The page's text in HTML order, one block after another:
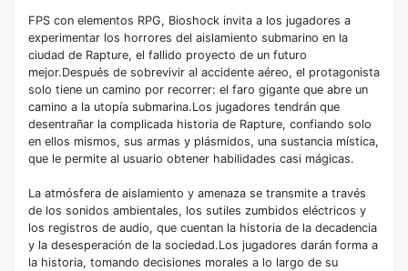
FPS con elementos RPG, Bioshock invita a los jugadores a
experimentar los horrores del aislamiento submarino en la
ciudad de Rapture, el fallido proyecto de un futuro
mejor.Después de sobrevivir al accidente aéreo, el protagonista
solo tiene un camino por recorrer: el faro gigante que abre un
camino a la utopía submarina.Los jugadores tendrán que
desentrañar la complicada historia de Rapture, confiando solo
en ellos mismos, sus armas y plásmidos, una sustancia mística,
que le permite al usuario obtener habilidades casi mágicas.
La atmósfera de aislamiento y amenaza se transmite a través
de los sonidos ambientales, los sutiles zumbidos eléctricos y
los registros de audio, que cuentan la historia de la decadencia
y la desesperación de la sociedad.Los jugadores darán forma a
la historia, tomando decisiones morales a lo largo de su